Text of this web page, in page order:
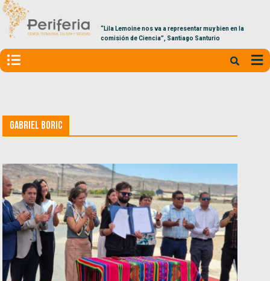
“Lila Lemoine nos va a representar muy bien en la
comisión de Ciencia”, Santiago Santurio
Gabriel Boric